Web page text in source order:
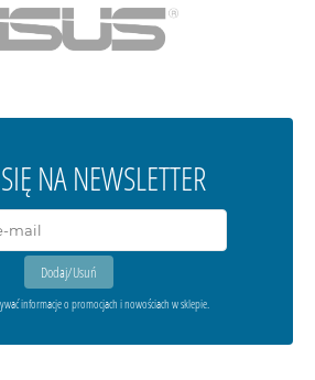
NA NEWSLETTER
informacje o promocjach i nowościach w sklepie.